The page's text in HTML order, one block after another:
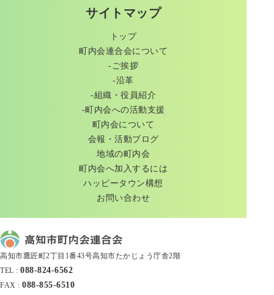
サイトマップ
トップ
町内会連合会について
-ご挨拶
-沿革
-組織・役員紹介
-町内会への活動支援
町内会について
会報・活動ブログ
地域の町内会
町内会へ加入するには
ハッピータウン構想
お問い合わせ
高知市鷹匠町2丁目1番43号高知市たかじょう庁舎2階
TEL : 088-824-6562
FAX : 088-855-6510